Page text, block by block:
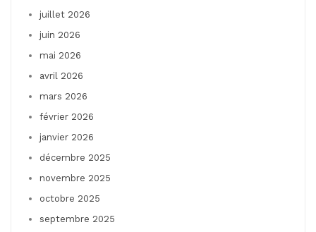
juillet 2026
juin 2026
mai 2026
avril 2026
mars 2026
février 2026
janvier 2026
décembre 2025
novembre 2025
octobre 2025
septembre 2025